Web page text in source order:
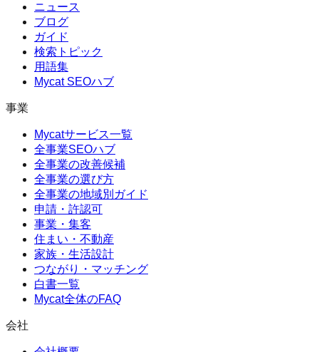
ニュース
ブログ
ガイド
検索トピック
用語集
Mycat SEOハブ
事業
Mycatサービス一覧
全事業SEOハブ
全事業の改善候補
全事業の選び方
全事業の地域別ガイド
申請・許認可
事業・集客
住まい・不動産
家族・生活設計
つながり・マッチング
白書一覧
Mycat全体のFAQ
会社